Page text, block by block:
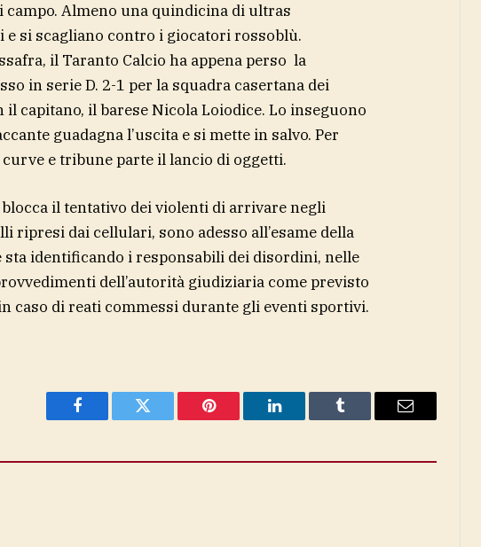
campo. Almeno una quindicina di ultras
e si scagliano contro i giocatori rossoblù.
il Taranto Calcio ha appena perso la
in serie D. 2-1 per la squadra casertana dei
capitano, il barese Nicola Loiodice. Lo inseguono
guadagna l’uscita e si mette in salvo. Per
e tribune parte il lancio di oggetti.
il tentativo dei violenti di arrivare negli
ripresi dai cellulari, sono adesso all’esame della
identificando i responsabili dei disordini, nelle
dell’autorità giudiziaria come previsto
caso di reati commessi durante gli eventi sportivi.
Facebook Twitter Pinterest LinkedIn Tumblr Email